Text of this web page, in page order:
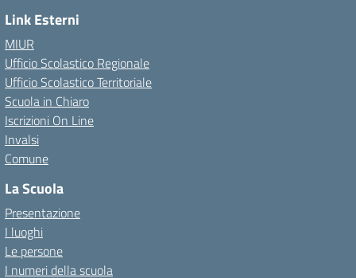
Link Esterni
MIUR
Ufficio Scolastico Regionale
Ufficio Scolastico Territoriale
Scuola in Chiaro
Iscrizioni On Line
Invalsi
Comune
La Scuola
Presentazione
I luoghi
Le persone
I numeri della scuola